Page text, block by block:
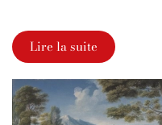
Lire la suite